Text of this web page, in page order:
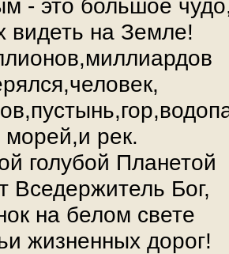
- это большое
видеть на Земле!
рек.
голубой Планетой
Вседержитель Бог,
на белом свете
жизненных дорог!